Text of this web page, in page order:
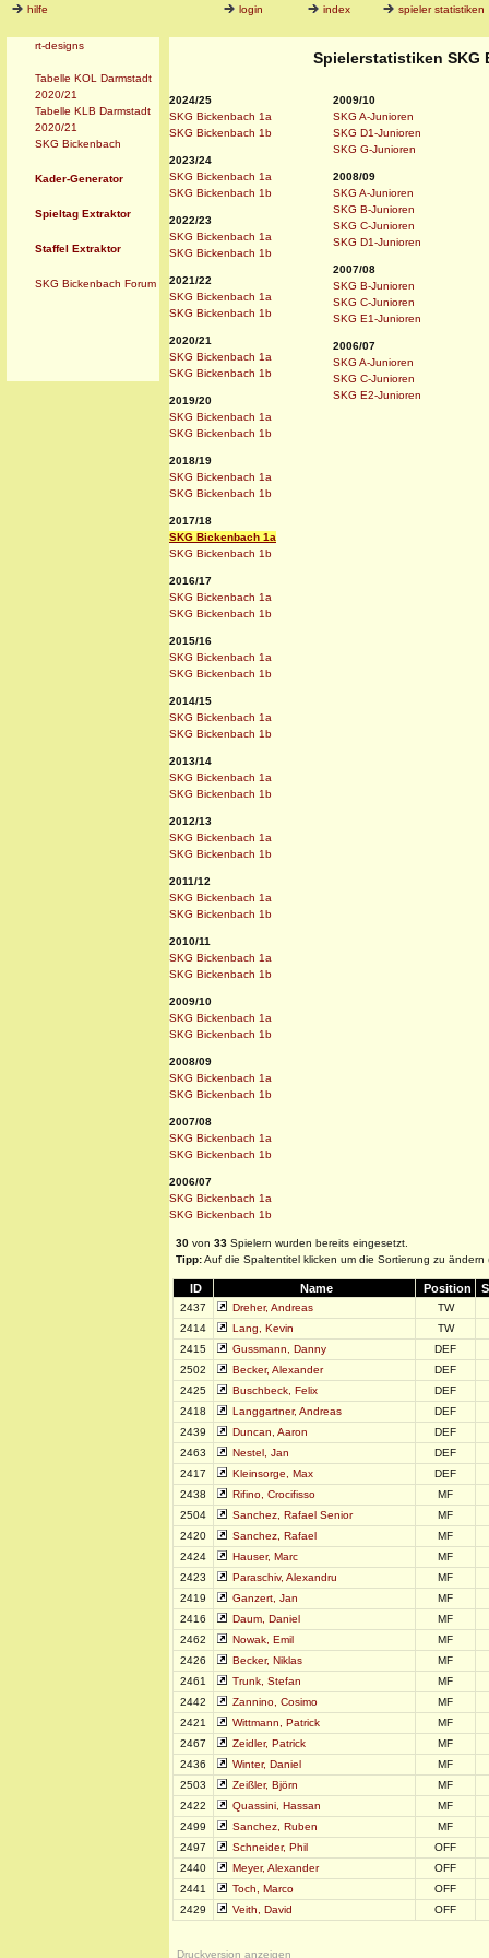
hilfe login index spieler statistiken
rt-designs
Tabelle KOL Darmstadt
2020/21
Tabelle KLB Darmstadt
2020/21
SKG Bickenbach
Kader-Generator
Spieltag Extraktor
Staffel Extraktor
SKG Bickenbach Forum
Spielerstatistiken SKG
2024/25
SKG Bickenbach 1a
SKG Bickenbach 1b
2023/24
SKG Bickenbach 1a
SKG Bickenbach 1b
2022/23
SKG Bickenbach 1a
SKG Bickenbach 1b
2021/22
SKG Bickenbach 1a
SKG Bickenbach 1b
2020/21
SKG Bickenbach 1a
SKG Bickenbach 1b
2019/20
SKG Bickenbach 1a
SKG Bickenbach 1b
2018/19
SKG Bickenbach 1a
SKG Bickenbach 1b
2017/18
SKG Bickenbach 1a
SKG Bickenbach 1b
2016/17
SKG Bickenbach 1a
SKG Bickenbach 1b
2015/16
SKG Bickenbach 1a
SKG Bickenbach 1b
2014/15
SKG Bickenbach 1a
SKG Bickenbach 1b
2013/14
SKG Bickenbach 1a
SKG Bickenbach 1b
2012/13
SKG Bickenbach 1a
SKG Bickenbach 1b
2011/12
SKG Bickenbach 1a
SKG Bickenbach 1b
2010/11
SKG Bickenbach 1a
SKG Bickenbach 1b
2009/10
SKG Bickenbach 1a
SKG Bickenbach 1b
2008/09
SKG Bickenbach 1a
SKG Bickenbach 1b
2007/08
SKG Bickenbach 1a
SKG Bickenbach 1b
2006/07
SKG Bickenbach 1a
SKG Bickenbach 1b
2009/10
SKG A-Junioren
SKG D1-Junioren
SKG G-Junioren
2008/09
SKG A-Junioren
SKG B-Junioren
SKG C-Junioren
SKG D1-Junioren
2007/08
SKG B-Junioren
SKG C-Junioren
SKG E1-Junioren
2006/07
SKG A-Junioren
SKG C-Junioren
SKG E2-Junioren
30 von 33 Spielern wurden bereits eingesetzt.
Tipp:Auf die Spaltentitel klicken um die Sortierung zu
ID Name Position
2437 Dreher, Andreas
TW
2414
Lang, Kevin
TW
2415
Gussmann, Danny
DEF
2502
Becker, Alexander
DEF
2425
Buschbeck, Felix
DEF
2418
Langgartner, Andreas
DEF
2439
Duncan, Aaron
DEF
2463
Nestel, Jan
DEF
2417
Kleinsorge, Max
DEF
2438
Rifino, Crocifisso
MF
2504
Sanchez, Rafael Senior
MF
2420
Sanchez, Rafael
MF
2424
Hauser, Marc
MF
2423
Paraschiv, Alexandru
MF
2419
Ganzert, Jan
MF
2416
Daum, Daniel
MF
2462
Nowak, Emil
MF
2426
Becker, Niklas
MF
2461
Trunk, Stefan
MF
2442
Zannino, Cosimo
MF
2421
Wittmann, Patrick
MF
2467
Zeidler, Patrick
MF
2436
Winter, Daniel
MF
2503
Zeißler, Björn
MF
2422
Quassini, Hassan
MF
2499
Sanchez, Ruben
MF
2497
Schneider, Phil
OFF
2440
Meyer, Alexander
OFF
2441
Toch, Marco
OFF
2429
Veith, David OFF
Druckversion anzeigen